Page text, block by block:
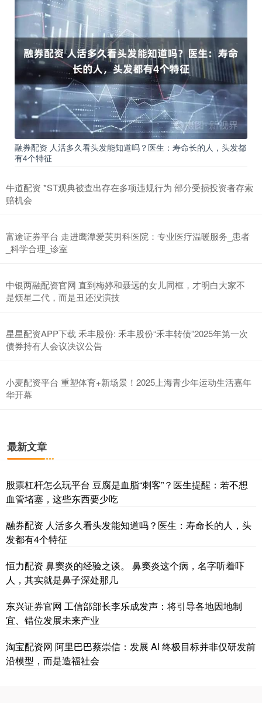
融券配资 人活多久看头发能知道吗？医生：寿命长的人，头发都
有4个特征
牛道配资 *ST观典被查出存在多项违规行为 部分受损投资者存索
赔机会
富途证券平台 走进鹰潭爱芙男科医院：专业医疗温暖服务_患者
_科学合理_诊室
中银两融配资官网 直到梅婷和聂远的女儿同框，才明白大家不
是烦星二代，而是丑还没演技
星星配资APP下载 禾丰股份: 禾丰股份“禾丰转债”2025年第一次
债券持有人会议决议公告
小麦配资平台 重塑体育+新场景！2025上海青少年运动生活嘉年
华开幕
最新文章
股票杠杆怎么玩平台 豆腐是血脂“刺客”？医生提醒：若不想
血管堵塞，这些东西要少吃
融券配资 人活多久看头发能知道吗？医生：寿命长的人，头
发都有4个特征
恒力配资 鼻窦炎的经验之谈。 鼻窦炎这个病，名字听着吓
人，其实就是鼻子深处那几
东兴证券官网 工信部部长李乐成发声：将引导各地因地制
宜、错位发展未来产业
淘宝配资网 阿里巴巴蔡崇信：发展 AI 终极目标并非仅研发前
沿模型，而是造福社会